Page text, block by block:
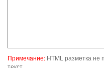
Примечание: HTML разметка не
текст.